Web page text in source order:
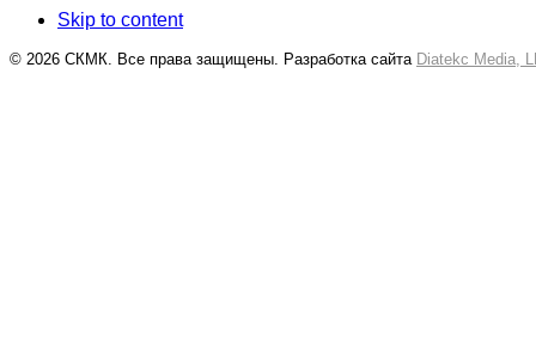
Skip to content
© 2026 СКМК. Все права защищены. Разработка сайта Diatekc Media,